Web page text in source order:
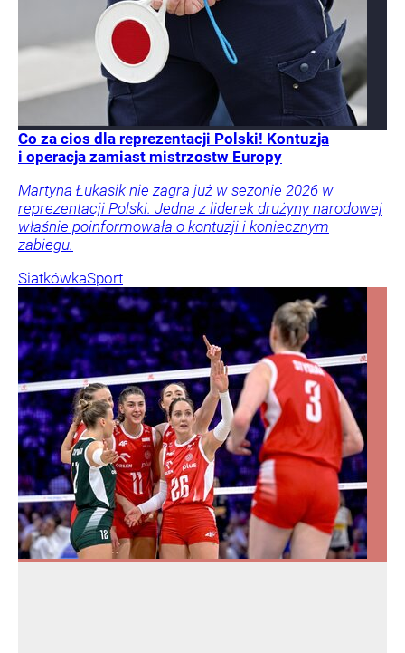
Co za cios dla reprezentacji Polski! Kontuzja
i operacja zamiast mistrzostw Europy
Martyna Łukasik nie zagra już w sezonie 2026 w
reprezentacji Polski. Jedna z liderek drużyny narodowej
właśnie poinformowała o kontuzji i koniecznym
zabiegu.
SiatkówkaSport